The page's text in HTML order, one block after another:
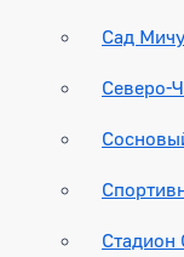
Сад
Северо-
Стадион